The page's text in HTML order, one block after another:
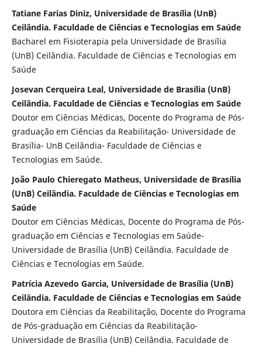
Tatiane Farias Diniz, Universidade de Brasília (UnB)
Ceilândia. Faculdade de Ciências e Tecnologias em Saúde
Bacharel em Fisioterapia pela Universidade de Brasília
(UnB) Ceilândia. Faculdade de Ciências e Tecnologias em
Saúde
Josevan Cerqueira Leal, Universidade de Brasília (UnB)
Ceilândia. Faculdade de Ciências e Tecnologias em Saúde
Doutor em Ciências Médicas, Docente do Programa de Pós-
graduação em Ciências da Reabilitação- Universidade de
Brasília- UnB Ceilândia- Faculdade de Ciências e
Tecnologias em Saúde.
João Paulo Chieregato Matheus, Universidade de Brasília
(UnB) Ceilândia. Faculdade de Ciências e Tecnologias em
Saúde
Doutor em Ciências Médicas, Docente do Programa de Pós-
graduação em Ciências e Tecnologias em Saúde-
Universidade de Brasília (UnB) Ceilândia. Faculdade de
Ciências e Tecnologias em Saúde.
Patrícia Azevedo Garcia, Universidade de Brasília (UnB)
Ceilândia. Faculdade de Ciências e Tecnologias em Saúde
Doutora em Ciências da Reabilitação, Docente do Programa
de Pós-graduação em Ciências da Reabilitação-
Universidade de Brasília (UnB) Ceilândia. Faculdade de